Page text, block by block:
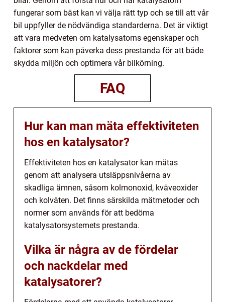
fungerar som bäst kan vi välja rätt typ och se till att vår
bil uppfyller de nödvändiga standarderna. Det är viktigt
att vara medveten om katalysatorns egenskaper och
faktorer som kan påverka dess prestanda för att både
skydda miljön och optimera vår bilkörning.
FAQ
Hur kan man mäta effektiviteten
hos en katalysator?
Effektiviteten hos en katalysator kan mätas
genom att analysera utsläppsnivåerna av
skadliga ämnen, såsom kolmonoxid, kväveoxider
och kolväten. Det finns särskilda mätmetoder och
normer som används för att bedöma
katalysatorsystemets prestanda.
Vilka är några av de fördelar
och nackdelar med
katalysatorer?